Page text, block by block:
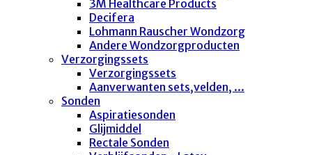
3M Healthcare Products
Decifera
Lohmann Rauscher Wondzorg
Andere Wondzorgproducten
Verzorgingssets
Verzorgingssets
Aanverwanten sets,velden, ...
Sonden
Aspiratiesonden
Glijmiddel
Rectale Sonden